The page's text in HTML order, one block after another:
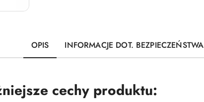
OPIS INFORMACJE DOT. BEZPIECZEŃSTWA
cechy produktu: